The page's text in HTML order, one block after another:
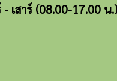
เสาร์ (08.00-17.00 น.)